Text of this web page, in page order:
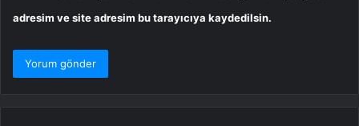
adresim ve site adresim bu tarayıcıya kaydedilsin.